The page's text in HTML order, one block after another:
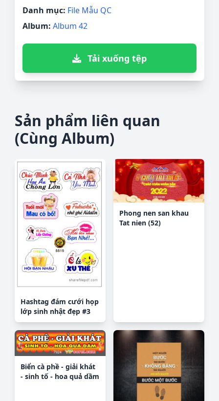
Danh mục: File Mẫu QC
Album: Album 42
Tải xuống tệp
Sản phẩm liên quan
(Cùng Album)
Hashtag đám cưới họp
lớp sinh nhật đẹp #3
Phong nen san khau
Tat nien (52)
Biển cà phề - giải khát
- sinh tố - hoa quả dầm